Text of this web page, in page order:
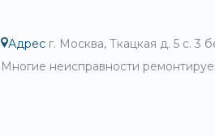
Адрес г. Москва, Ткацкая д. 5 с. 3
Многие неисправности